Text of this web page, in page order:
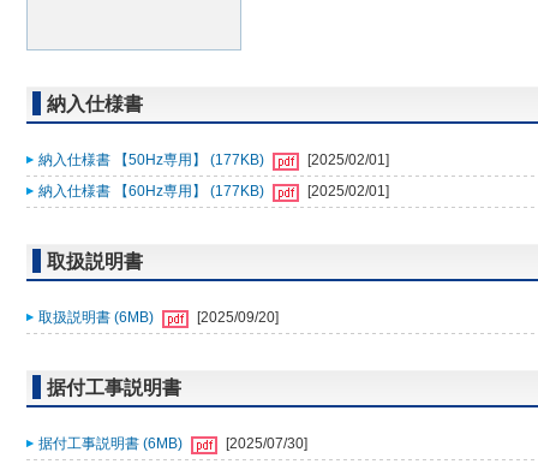
納入仕様書
納入仕様書 【50Hz専用】 (177KB)
[2025/02/01]
納入仕様書 【60Hz専用】 (177KB)
[2025/02/01]
取扱説明書
取扱説明書 (6MB) [2025/09/20]
据付工事説明書
据付工事説明書 (6MB) [2025/07/30]